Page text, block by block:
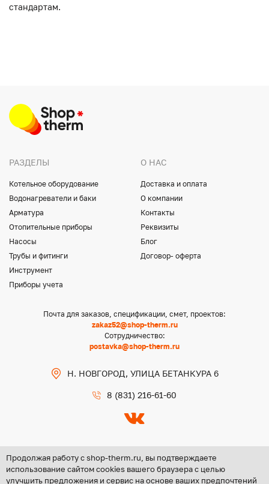
стандартам.
РАЗДЕЛЫ
Котельное оборудование
Водонагреватели и баки
Арматура
Отопительные приборы
Насосы
Трубы и фитинги
Инструмент
Приборы учета
О НАС
Доставка и оплата
О компании
Контакты
Реквизиты
Блог
Договор- оферта
Почта для заказов, спецификации, смет, проектов:
zakaz52@shop-therm.ru
Сотрудничество:
postavka@shop-therm.ru
Н. НОВГОРОД, УЛИЦА БЕТАНКУРА 6
8 (831) 216-61-60
Copyright @ 2026 ООО «ЦЕНТР ГРУПП НН»
Продолжая работу с shop-therm.ru, вы подтверждаете
использование сайтом cookies вашего браузера с целью
улучшить предложения и сервис на основе ваших предпочтений